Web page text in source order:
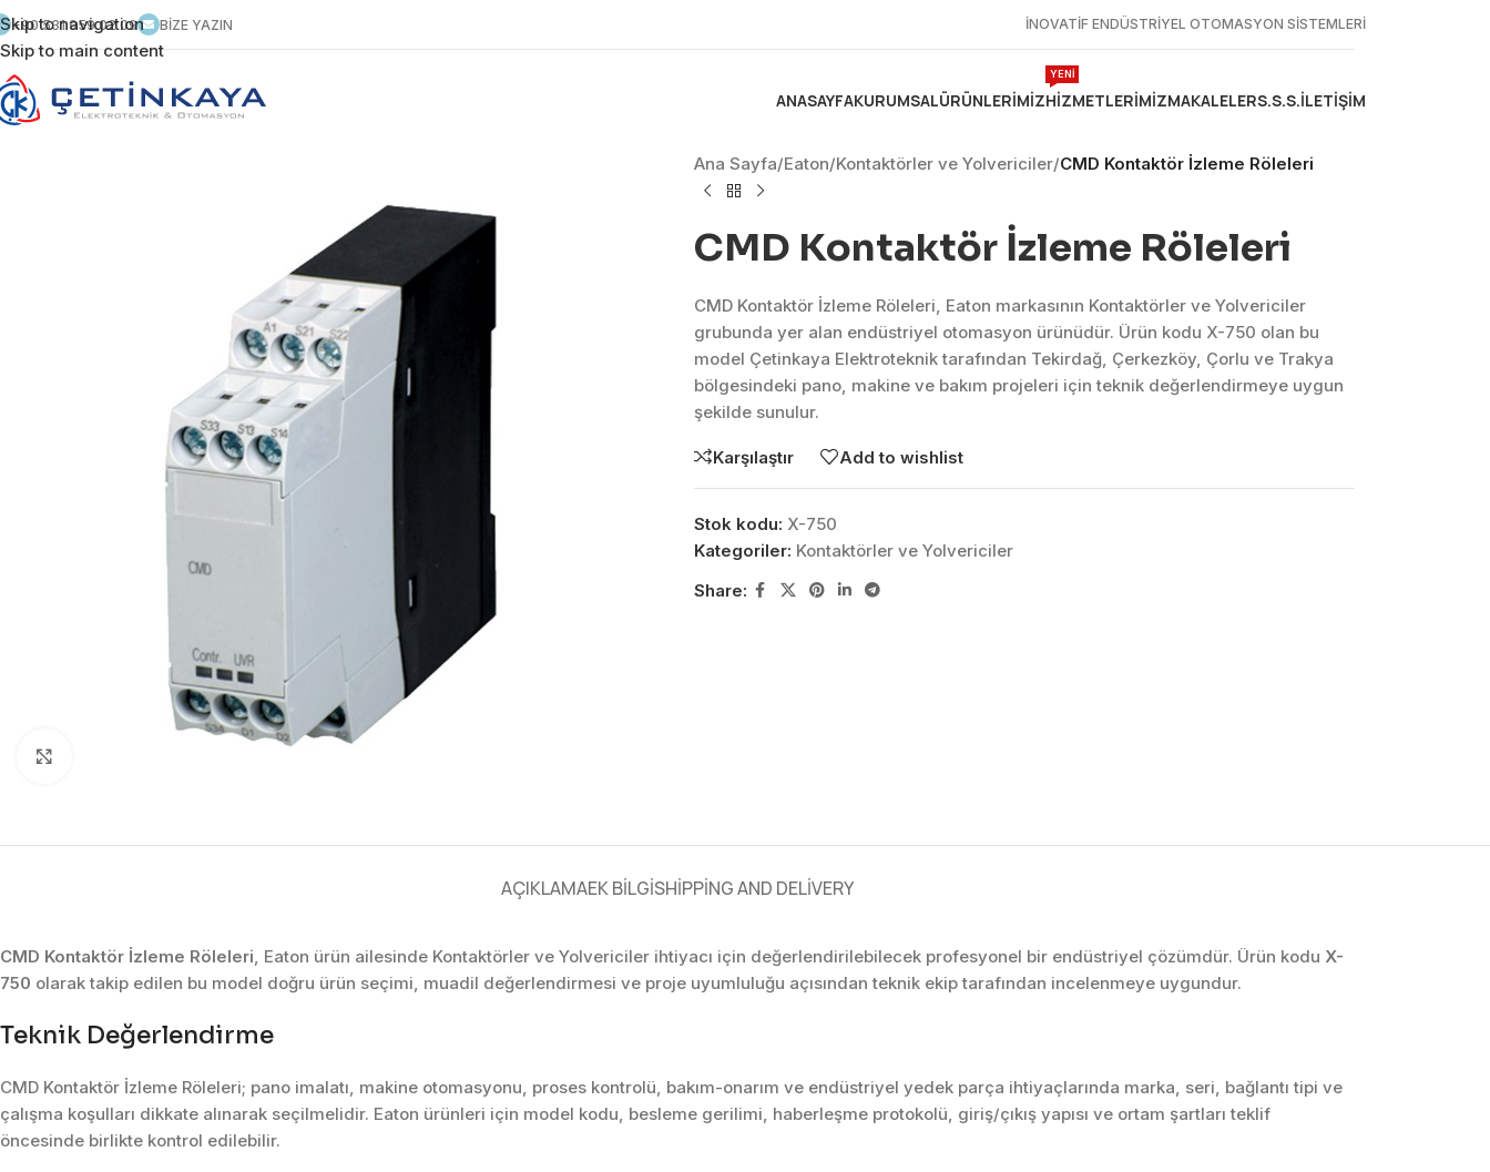
Skip to navigation
Skip to main content
+90 531 959 02 09 BİZE YAZIN İNOVATİF ENDÜSTRİYEL OTOMASYON SİSTEMLERİ
ANASAYFAKURUMSALÜRÜNLERIMIZHIZMETLERIMIZ
YENİ
Makine Otomasyonu
Proses Otomasyonu
Otomasyon Sistemleri
MAKALELERS.S.S.İLETIŞIM
Ana Sayfa/Eaton/Kontaktörler ve Yolvericiler/CMD Kontaktör İzleme Röleleri
CMD Kontaktör İzleme Röleleri
CMD Kontaktör İzleme Röleleri, Eaton markasının Kontaktörler ve Yolvericiler
grubunda yer alan endüstriyel otomasyon ürünüdür. Ürün kodu X-750 olan bu
model Çetinkaya Elektroteknik tarafından Tekirdağ, Çerkezköy, Çorlu ve Trakya
bölgesindeki pano, makine ve bakım projeleri için teknik değerlendirmeye uygun
şekilde sunulur.
Karşılaştır Add to wishlist
Stok kodu: X-750
Kategoriler: Kontaktörler ve Yolvericiler
Share:
AÇIKLAMAEK BILGISHIPPING AND DELIVERY
CMD Kontaktör İzleme Röleleri, Eaton ürün ailesinde Kontaktörler ve Yolvericiler ihtiyacı için değerlendirilebilecek profesyonel bir endüstriyel çözümdür. Ürün kodu X-
750 olarak takip edilen bu model doğru ürün seçimi, muadil değerlendirmesi ve proje uyumluluğu açısından teknik ekip tarafından incelenmeye uygundur.
Teknik Değerlendirme
CMD Kontaktör İzleme Röleleri; pano imalatı, makine otomasyonu, proses kontrolü, bakım-onarım ve endüstriyel yedek parça ihtiyaçlarında marka, seri, bağlantı tipi ve
çalışma koşulları dikkate alınarak seçilmelidir. Eaton ürünleri için model kodu, besleme gerilimi, haberleşme protokolü, giriş/çıkış yapısı ve ortam şartları teklif
öncesinde birlikte kontrol edilebilir.